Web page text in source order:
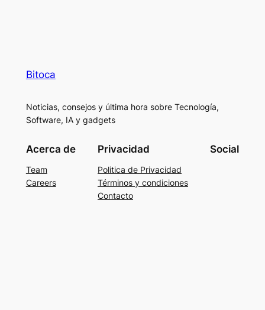
Bitoca
Noticias, consejos y última hora sobre Tecnología,
Software, IA y gadgets
Acerca de
Team
Careers
Privacidad
Politica de Privacidad
Términos y condiciones
Contacto
Social